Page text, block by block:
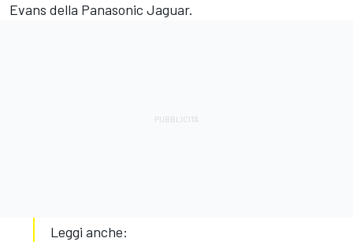
Evans della Panasonic Jaguar.
Leggi anche: